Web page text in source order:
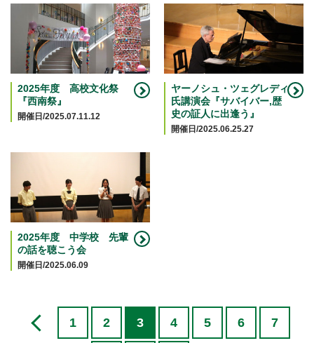
2025年度 高校文化祭
『西南祭』
開催日/2025.07.11.12
ヤーノシュ・ツェグレディ
氏講演会『サバイバー,歴
史の証人に出逢う』
開催日/2025.06.25.27
2025年度 中学校 先輩
の話を聴こう会
開催日/2025.06.09
1 2 3 4 5 6 7